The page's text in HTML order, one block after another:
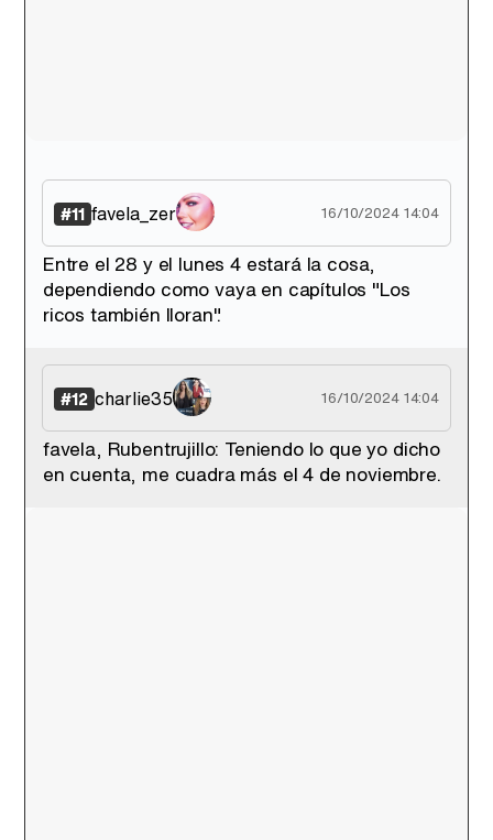
#11 favela_zer 16/10/2024 14:04
Entre el 28 y el lunes 4 estará la cosa,
dependiendo como vaya en capítulos "Los
ricos también lloran".
#12 charlie35 16/10/2024 14:04
favela, Rubentrujillo: Teniendo lo que yo dicho
en cuenta, me cuadra más el 4 de noviembre.